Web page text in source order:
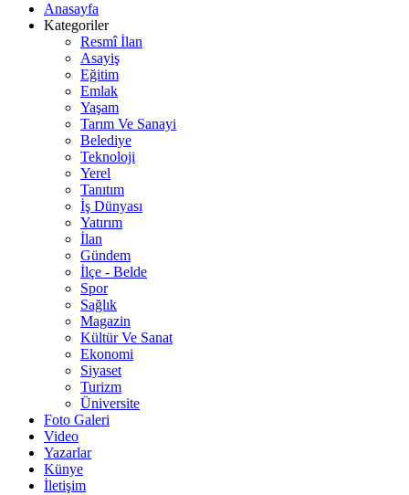
Anasayfa
Kategoriler
Resmî İlan
Asayiş
Eğitim
Emlak
Yaşam
Tarım Ve Sanayi
Belediye
Teknoloji
Yerel
Tanıtım
İş Dünyası
Yatırım
İlan
Gündem
İlçe - Belde
Spor
Sağlık
Magazin
Kültür Ve Sanat
Ekonomi
Siyaset
Turizm
Üniversite
Foto Galeri
Video
Yazarlar
Künye
İletişim